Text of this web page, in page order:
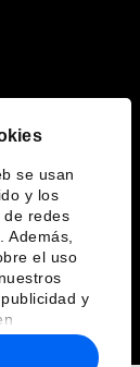
se usan
y los
de redes
el uso
y
que les